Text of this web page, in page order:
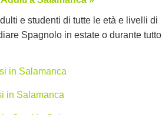
e studenti di tutte le età e livelli di
Spagnolo in estate o durante tutto
in Salamanca
in Salamanca